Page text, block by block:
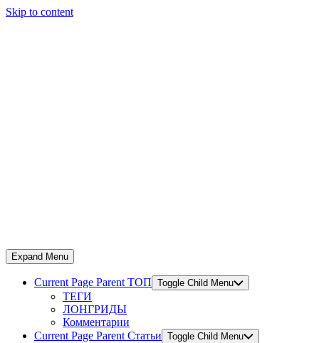
Skip to content
Expand Menu
Current Page Parent ТОП Toggle Child Menu
ТЕГИ
ЛОНГРИДЫ
Комментарии
Current Page Parent Статьи Toggle Child Menu